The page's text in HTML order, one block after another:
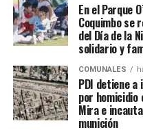
En el Parque
Coquimbo se
del Día de la
solidario y
COMUNALES
PDI detiene
por homicidio
Mira e
munición